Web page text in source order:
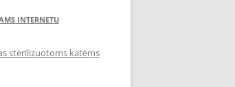
INTERNETU
sterilizuotoms katėms